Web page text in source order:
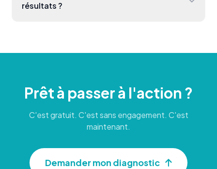
résultats ?
Prêt à passer à l'action ?
C'est gratuit. C'est sans engagement. C'est
maintenant.
Demander mon diagnostic